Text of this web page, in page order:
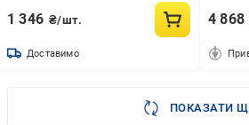
1 346 ₴/шт.
Доставимо
4 868
ПОКАЗАТИ